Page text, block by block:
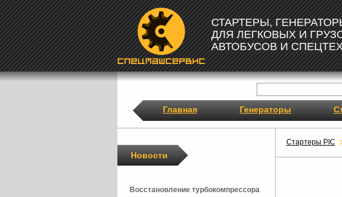
СТАРТЕРЫ,
ДЛЯ ЛЕГКОВЫХ И
АВТОБУСОВ И
Главная Генераторы
Стартеры PIC
Новости
Восстановление турбокомпрессора